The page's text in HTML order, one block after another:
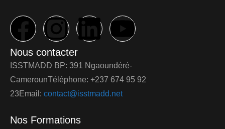
Nous contacter
ISSTMADD BP: 391 Ngaoundéré-
CamerounTéléphone: +237 674 95 92
23Email: contact@isstmadd.net
Nos Formations